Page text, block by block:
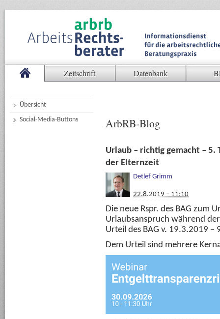
Zeitschrift Datenbank
Übersicht
Social-Media-Buttons
ArbRB-Blog
Urlaub – richtig gemacht – 5.
der Elternzeit
Detlef Grimm
22.8.2019 – 11:10
Die neue Rspr. des BAG zum
Urlaubsanspruch während
Urteil des BAG v. 19.3.2019 –
Dem Urteil sind mehrere